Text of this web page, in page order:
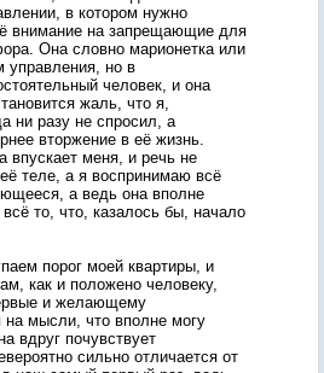
в котором нужно
внимание на запрещающие для
Она словно марионетка или
управления, но в
человек, и она
жаль, что я,
ни разу не спросил, а
вторжение в её жизнь.
впускает меня, и речь не
теле, а я воспринимаю всё
а ведь она вполне
то, что, казалось бы, начало
порог моей квартиры, и
как и положено человеку,
и желающему
мысли, что вполне могу
вдруг почувствует
сильно отличается от